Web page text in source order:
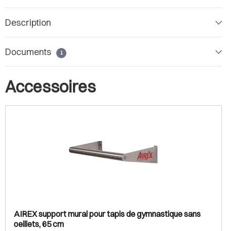
Description
Documents 1
Accessoires
AIREX support mural pour tapis de gymnastique sans
oeillets, 65 cm